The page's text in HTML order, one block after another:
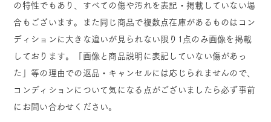
の特性でもあり、すべての傷や汚れを表記・掲載していない場
合もございます。また同じ商品で複数点在庫があるものはコン
ディションに大きな違いが見られない限り1点のみ画像を掲載
しております。「画像と商品説明に表記していない傷があっ
た」等の理由での返品・キャンセルには応じられませんので、
コンディションについて気になる点がございましたら必ず事前
にお問い合わせください。